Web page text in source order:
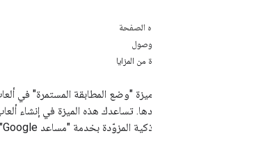
على هذه الصفحة
معايير الوصول
الاستفادة من المزايا
التي تحدّدها. تساعدك هذه الميزة في إنشاء
الأجهزة الذكية المزوّدة بخدمة "مساعد Google" وهواتف Android.